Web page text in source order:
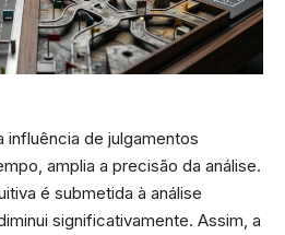
influência de julgamentos
amplia a precisão da análise.
é submetida à análise
significativamente. Assim, a